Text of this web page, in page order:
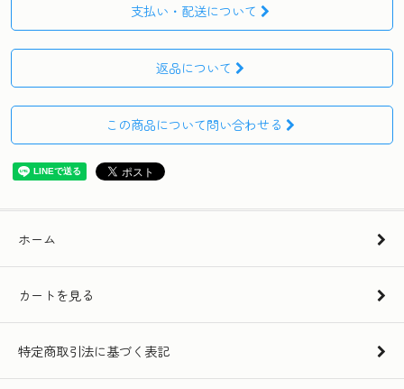
支払い・配送について
返品について
この商品について問い合わせる
ホーム
カートを見る
特定商取引法に基づく表記